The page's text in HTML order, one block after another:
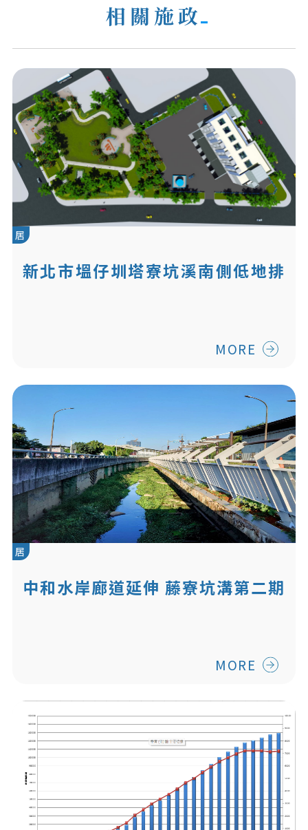
相關施政
居
新北市塭仔圳塔寮坑溪南側低地排
MORE
居
中和水岸廊道延伸 藤寮坑溝第二期
MORE